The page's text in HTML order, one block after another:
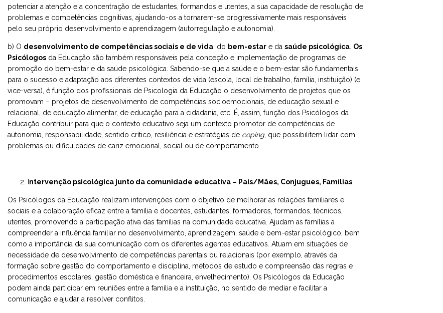
potenciar a atenção e a concentração de estudantes, formandos e utentes, a sua capacidade de resolução de
problemas e competências cognitivas, ajudando-os a tornarem-se progressivamente mais responsáveis
pelo seu próprio desenvolvimento e aprendizagem (autorregulação e autonomia).
b) O desenvolvimento de competências sociais e de vida , do bem-estar e dasaúde psicológica Os
Psicólogos da Educação são também responsáveis pela conceção e implementação de programas de
promoção do bem-estar e da saúde psicológica. Sabendo-se que a saúde e o bem-estar são fundamentais
para o sucesso e adaptação aos diferentes contextos de vida (escola, local de trabalho, família, instituição) (e
vice-versa), é função dos profissionais de Psicologia da Educação o desenvolvimento de projetos que os
promovam – projetos de desenvolvimento de competências socioemocionais, de educação sexual e
relacional, de educação alimentar, de educação para a cidadania, etc. É, assim, função dos Psicólogos da
Educação contribuir para que o contexto educativo seja um contexto promotor de competências de
autonomia, responsabilidade, sentido crítico, resiliência e estratégias de coping, que possibilitem lidar com
problemas ou dificuldades de cariz emocional, social ou de comportamento.
ntervenção psicológica junto da comunidade educativa – Pais/Mães, Conjugues, Famílias
Os Psicólogos da Educação realizam intervenções com o objetivo de melhorar as relações familiares e
sociais e a colaboração eficaz entre a família e docentes, estudantes, formadores, formandos, técnicos,
utentes, promovendo a participação ativa das famílias na comunidade educativa. Ajudam as famílias a
compreender a influência familiar no desenvolvimento, aprendizagem, saúde e bem-estar psicológico, bem
como a importância da sua comunicação com os diferentes agentes educativos. Atuam em situações de
necessidade de desenvolvimento de competências parentais ou relacionais (por exemplo, através da
formação sobre gestão do comportamento e disciplina, métodos de estudo e compreensão das regras e
procedimentos escolares, gestão doméstica e financeira, envelhecimento). Os Psicólogos da Educação
podem ainda participar em reuniões entre a família e a instituição, no sentido de mediar e facilitar a
comunicação e ajudar a resolver conflitos.